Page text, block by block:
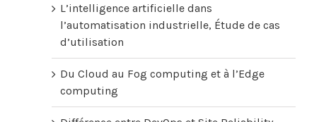
L’intelligence artificielle dans
l’automatisation industrielle, Étude de cas
d’utilisation
Du Cloud au Fog computing et à l’Edge
computing